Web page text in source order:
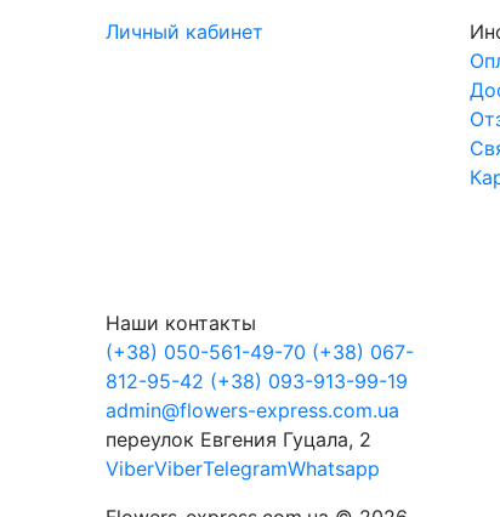
Личный кабинет
Наши контакты
(+38) 050-561-49-70 (+38) 067-
812-95-42 (+38) 093-913-99-19
admin@flowers-express.com.ua
переулок Евгения Гуцала, 2
ViberViberTelegramWhatsapp